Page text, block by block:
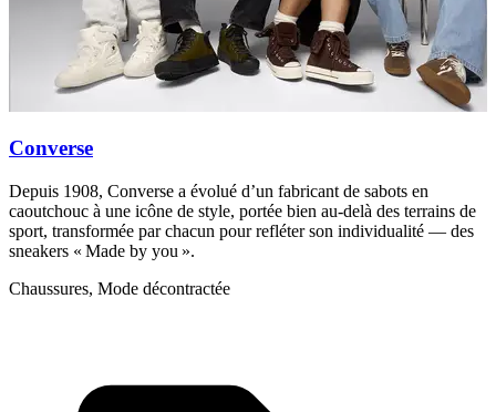
Converse
Depuis 1908, Converse a évolué d’un fabricant de sabots en
caoutchouc à une icône de style, portée bien au-delà des terrains de
sport, transformée par chacun pour refléter son individualité — des
sneakers « Made by you ».
Chaussures, Mode décontractée